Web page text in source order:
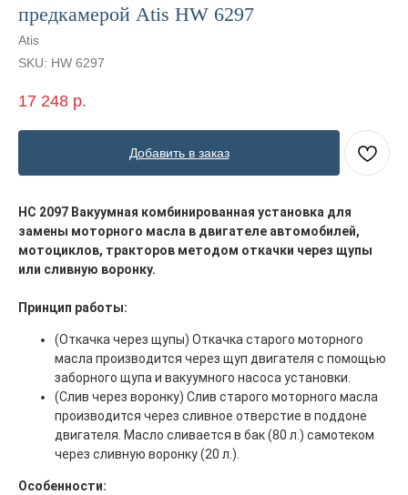
предкамерой Atis HW 6297
Atis
SKU: HW 6297
17 248 р.
Добавить в заказ
НС 2097 Вакуумная комбинированная установка для
замены моторного масла в двигателе автомобилей,
мотоциклов, тракторов методом откачки через щупы
или сливную воронку.
Принцип работы:
(Откачка через щупы) Откачка старого моторного
масла производится через щуп двигателя с помощью
заборного щупа и вакуумного насоса установки.
(Слив через воронку) Слив старого моторного масла
производится через сливное отверстие в поддоне
двигателя. Масло сливается в бак (80 л.) самотеком
через сливную воронку (20 л.).
Особенности: